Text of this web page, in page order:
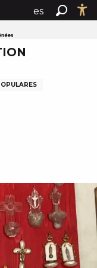
: PASSER EN
ACTUELLE HIVER :
es
Buscar